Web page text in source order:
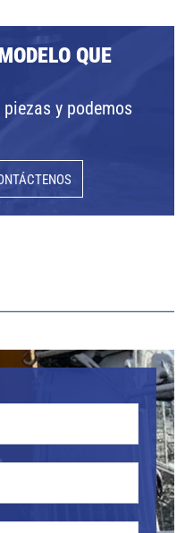
QUE
y podemos